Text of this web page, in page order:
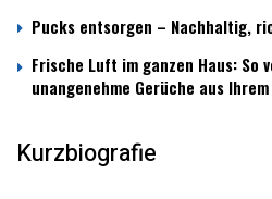
Pucks entsorgen – Nachhaltig,
Frische Luft im ganzen Haus: So
unangenehme Gerüche aus
Kurzbiografie